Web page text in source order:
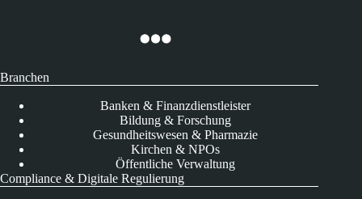
Branchen
Banken & Finanzdienstleister
Bildung & Forschung
Gesundheitswesen & Pharmazie
Kirchen & NPOs
Öffentliche Verwaltung
Compliance & Digitale Regulierung